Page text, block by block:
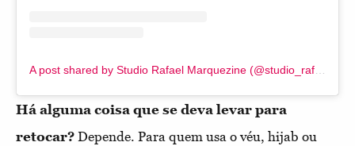
Há alguma coisa que se deva levar para
retocar? Depende. Para quem usa o véu, hijab ou